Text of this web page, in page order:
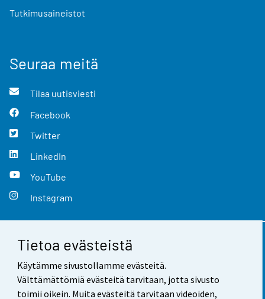
Tietoa evästeistä
Käytämme sivustollamme evästeitä.
Välttämättömiä evästeitä tarvitaan, jotta sivusto
toimii oikein. Muita evästeitä tarvitaan videoiden,
Tutkimusaineistot
Seuraa meitä
Tilaa uutisviesti
Facebook
Twitter
LinkedIn
YouTube
Instagram
Yhteystiedot
Palaute
Käyttöehdot